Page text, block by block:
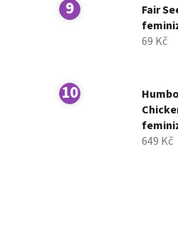
Fair
69 Kč
649 Kč